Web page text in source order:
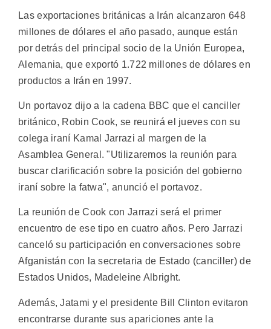
Las exportaciones británicas a Irán alcanzaron 648
millones de dólares el año pasado, aunque están
por detrás del principal socio de la Unión Europea,
Alemania, que exportó 1.722 millones de dólares en
productos a Irán en 1997.
Un portavoz dijo a la cadena BBC que el canciller
británico, Robin Cook, se reunirá el jueves con su
colega iraní Kamal Jarrazi al margen de la
Asamblea General. "Utilizaremos la reunión para
buscar clarificación sobre la posición del gobierno
iraní sobre la fatwa", anunció el portavoz.
La reunión de Cook con Jarrazi será el primer
encuentro de ese tipo en cuatro años. Pero Jarrazi
canceló su participación en conversaciones sobre
Afganistán con la secretaria de Estado (canciller) de
Estados Unidos, Madeleine Albright.
Además, Jatami y el presidente Bill Clinton evitaron
encontrarse durante sus apariciones ante la